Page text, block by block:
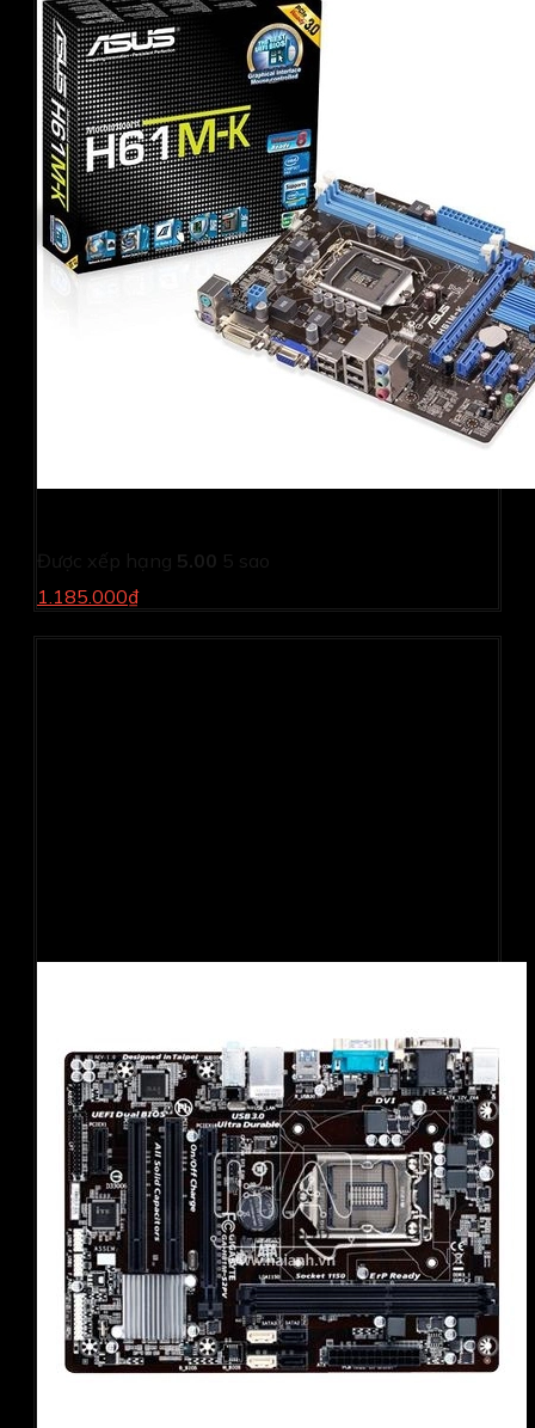
Được xếp hạng 5.00 5 sao
1.185.000₫